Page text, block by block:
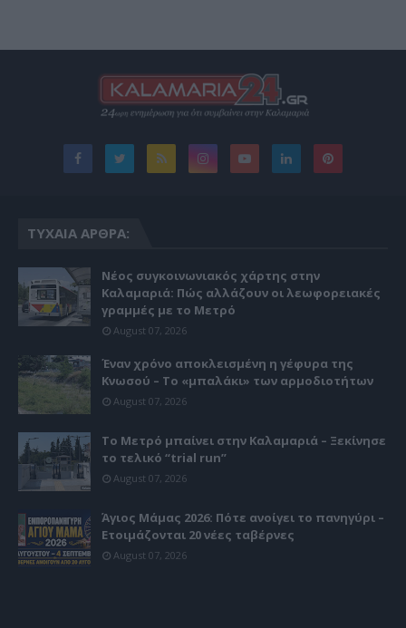
ΤΥΧΑΊΑ ΆΡΘΡΑ:
Νέος συγκοινωνιακός χάρτης στην
Καλαμαριά: Πώς αλλάζουν οι λεωφορειακές
γραμμές με το Μετρό
August 07, 2026
Έναν χρόνο αποκλεισμένη η γέφυρα της
Κνωσού – Το «μπαλάκι» των αρμοδιοτήτων
August 07, 2026
Το Μετρό μπαίνει στην Καλαμαριά – Ξεκίνησε
το τελικό “trial run”
August 07, 2026
Άγιος Μάμας 2026: Πότε ανοίγει το πανηγύρι –
Ετοιμάζονται 20 νέες ταβέρνες
August 07, 2026